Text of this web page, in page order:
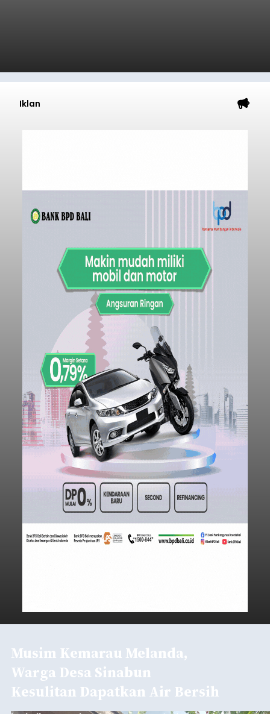
Iklan
Musim Kemarau Melanda,
Warga Desa Sinabun
Kesulitan Dapatkan Air Bersih